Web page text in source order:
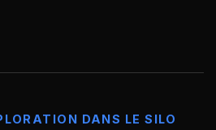
DANS LE SILO